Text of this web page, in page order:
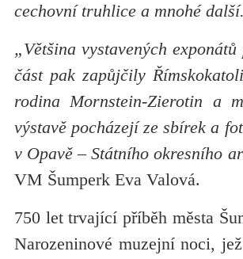
cechovní truhlice a mnohé
„Většina vystavených
část pak zapůjčily
rodina Mornstein-Zierotin a
výstavě pocházejí ze sbírek a
v Opavě – Státního okresního
VM Šumperk Eva Valová.
750 let trvající příběh města
Narozeninové muzejní noci,